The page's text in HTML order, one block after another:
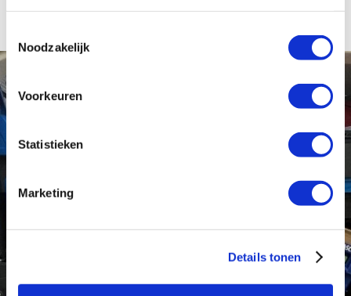
Noodzakelijk
Voorkeuren
Statistieken
Marketing
Details tonen